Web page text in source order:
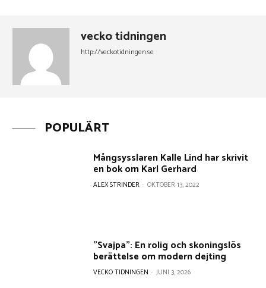
vecko tidningen
http://veckotidningen.se
POPULÄRT
Mångsysslaren Kalle Lind har skrivit
en bok om Karl Gerhard
ALEX STRINDER - OKTOBER 13, 2022
”Svajpa”: En rolig och skoningslös
berättelse om modern dejting
VECKO TIDNINGEN - JUNI 3, 2026